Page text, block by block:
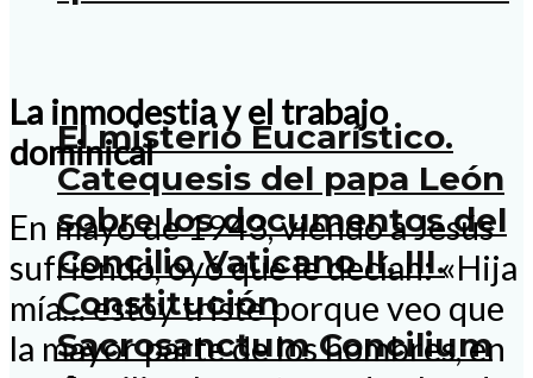
El misterio Eucarístico.
Catequesis del papa León
sobre los documentos del
Concilio Vaticano II. III.
Constitución
Sacrosanctum Concilium
La inmodestia y el trabajo
dominical
En mayo de 1943, viendo a Jesús
sufriendo, oyó que le decían: «Hija
mía… estoy triste porque veo que
la mayor parte de los hombres, en